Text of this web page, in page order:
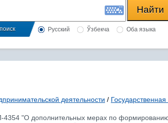
Русский Ўзбекча Оба языка
деятельности /
4354 "О дополнительных мерах по